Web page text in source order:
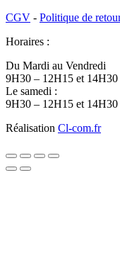
CGV - Politique de
Horaires :
Du Mardi au Vendredi
9H30 – 12H15 et
Le samedi :
9H30 – 12H15 et
Réalisation Cl-com.fr